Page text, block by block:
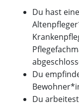
Du hast
Du
Du